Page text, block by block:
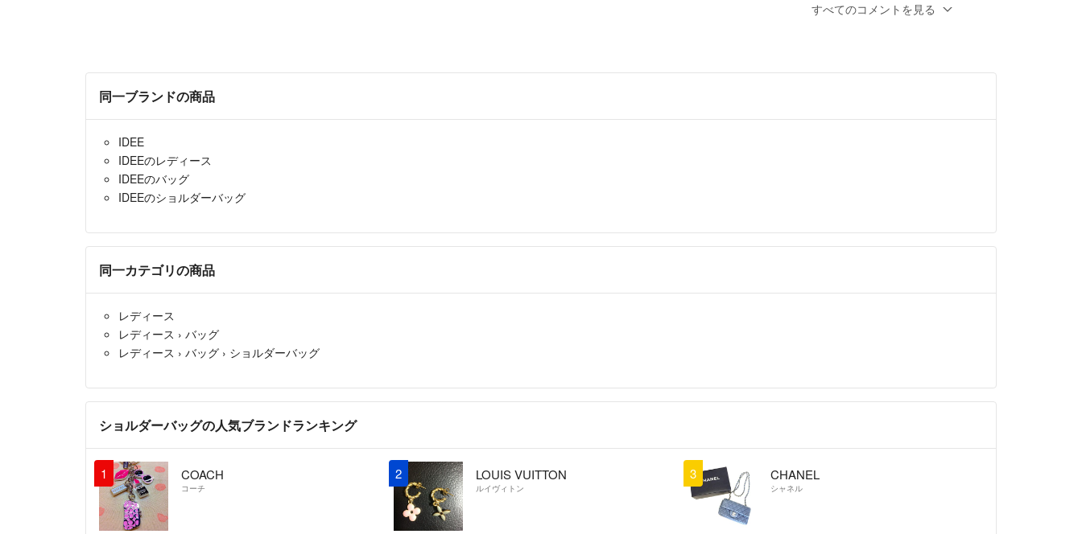
ショルダーとして斜めがけができますよ！
出品者 なつな- 4年弱前
もちろん専用にさせていただきますね。
よろしくお願い致します^_^
なつな- 4年弱前
すべてのコメントを見る
同一ブランドの商品
IDEE
IDEEのレディース
IDEEのバッグ
IDEEのショルダーバッグ
同一カテゴリの商品
レディース
レディース › バッグ
レディース › バッグ › ショルダーバッグ
ショルダーバッグの人気ブランドランキング
1 COACH
コーチ
2 LOUIS VUITTON
ルイヴィトン
3 CHANEL
シャネル